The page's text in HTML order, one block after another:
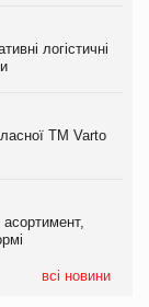
логістичні
ТМ Varto
всі новини
логістичні
ТМ Varto